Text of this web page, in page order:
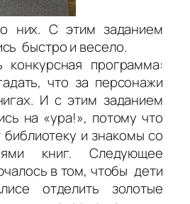
них. С этим заданием
быстро и весело.
конкурсная программа:
что за персонажи
И с этим заданием
на «ура!», потому что
и знакомы со
книг. Следующее
в том, чтобы дети
отделить золотые